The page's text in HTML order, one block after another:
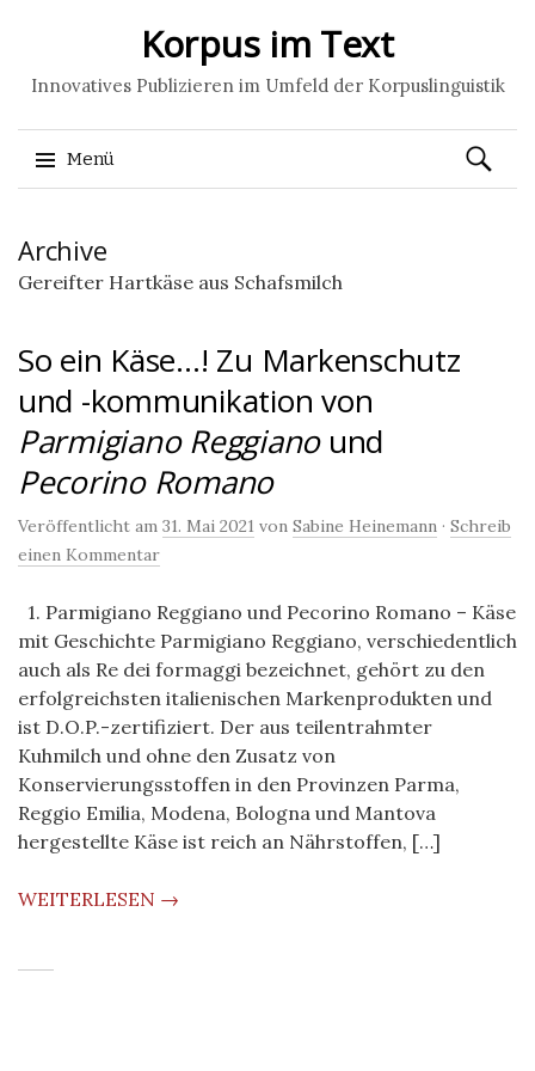
Korpus im Text
Innovatives Publizieren im Umfeld der Korpuslinguistik
Menü
zum
Inhalt
Suchen
nach:
Archive
Gereifter Hartkäse aus Schafsmilch
So ein Käse…! Zu Markenschutz
und -kommunikation von
Parmigiano Reggianound
Pecorino Romano
Veröffentlicht am 31. Mai 2021 von Sabine Heinemann · Schreib
einen Kommentar
1. Parmigiano Reggiano und Pecorino Romano – Käse
mit Geschichte Parmigiano Reggiano, verschiedentlich
auch als Re dei formaggi bezeichnet, gehört zu den
erfolgreichsten italienischen Markenprodukten und
ist D.O.P.-zertifiziert. Der aus teilentrahmter
Kuhmilch und ohne den Zusatz von
Konservierungsstoffen in den Provinzen Parma,
Reggio Emilia, Modena, Bologna und Mantova
hergestellte Käse ist reich an Nährstoffen, […]
WEITERLESEN →